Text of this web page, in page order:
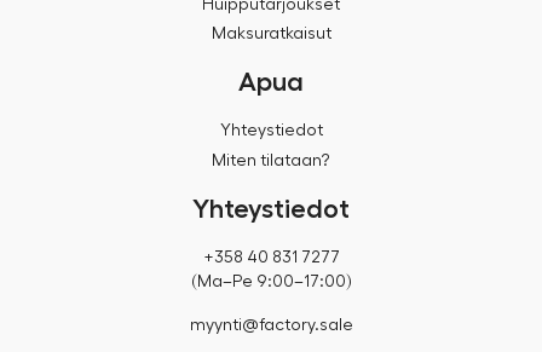
Huipputarjoukset
Maksuratkaisut
Apua
Yhteystiedot
Miten tilataan?
Yhteystiedot
+358 40 831 7277
(Ma–Pe 9:00–17:00)
myynti@factory.sale